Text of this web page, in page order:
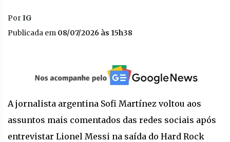
PorIG
Publicada em 08/07/2026 às 15h38
A jornalista argentina Sofi Martínez voltou aos
assuntos mais comentados das redes sociais após
entrevistar Lionel Messi na saída do Hard Rock